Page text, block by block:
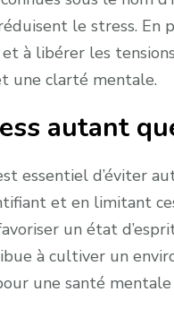
le stress. En
à libérer les
une clarté mentale.
autant
essentiel d’éviter
et en limitant
un état
à cultiver un
une santé